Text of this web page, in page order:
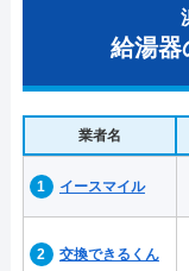
給湯器
業者名
イースマイル
交換できるくん